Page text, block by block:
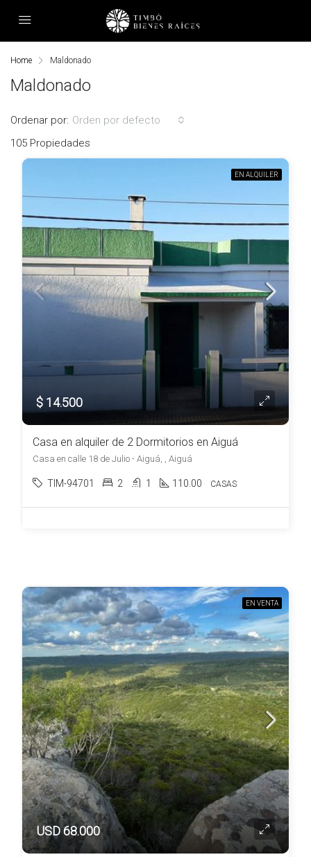
Home Maldonado
Maldonado
105 Propiedades
Ordenar por: Orden por defecto
EN ALQUILER
$ 14.500
Casa en alquiler de 2 Dormitorios en Aiguá
Casa en calle 18 de Julio - Aiguá, , Aiguá
TIM-94701 2 1 110.00 CASAS
EN VENTA
USD 68.000